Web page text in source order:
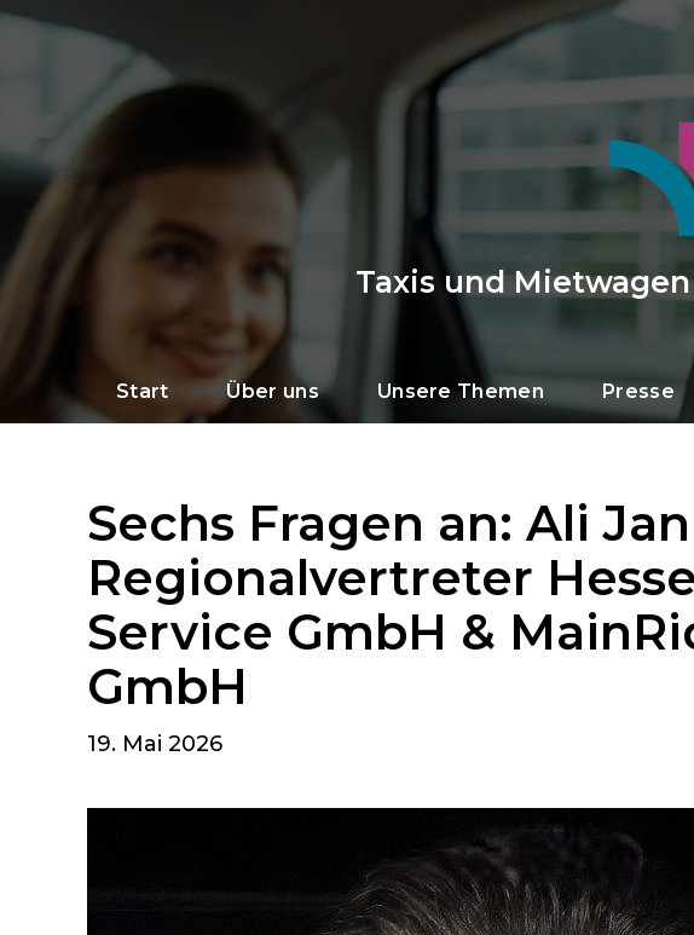
Taxis und
Start Über uns Unsere Themen Presse
Sechs Fragen an: Ali
Regionalvertreter
Service GmbH &
GmbH
19. Mai 2026
Mehr